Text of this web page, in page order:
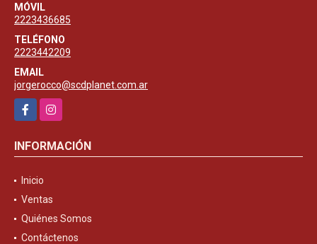
MÓVIL
2223436685
TELÉFONO
2223442209
EMAIL
jorgerocco@scdplanet.com.ar
FacebookInstagram
INFORMACIÓN
Inicio
Ventas
Quiénes Somos
Contáctenos